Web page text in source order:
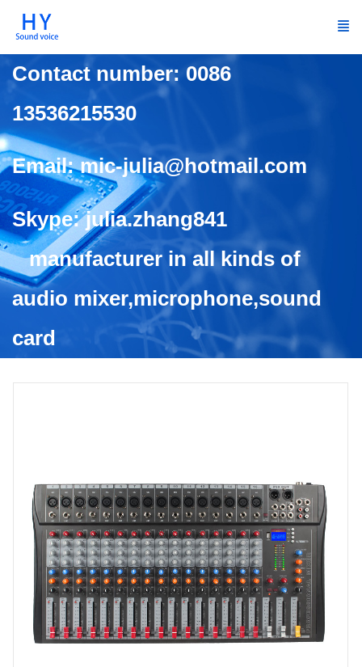
Contact number: 0086
13536215530
Email: mic-julia@hotmail.com
Skype: julia.zhang841
manufacturer in all kinds of
audio mixer,microphone,sound
card